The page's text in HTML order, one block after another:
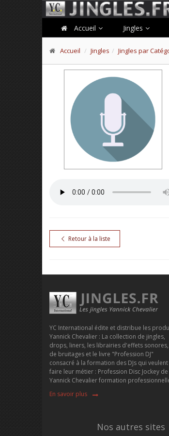
Accueil Jingles
Accueil Jingles Jingles par
Retour à la liste
YC International édite et distribue les
Yannick Chevalier : La collection de jingles,
drops, liners, les librairies d'effets sonores,
de bruitages et le livre "Profession DJ"
consacré à la formation des DJs qui veulent
faire leur métier : Profession Disc Jockey de
Yannick Chevalier formation
En savoir plus
Nos autres sites